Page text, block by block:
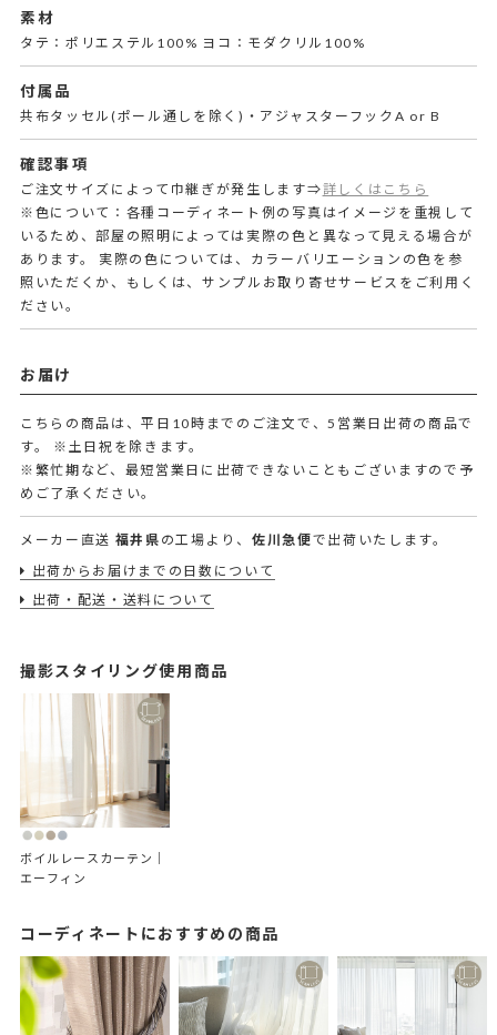
素材
タテ：ポリエステル100% ヨコ：モダクリル100%
付属品
共布タッセル(ポール通しを除く)・アジャスターフックA or B
確認事項
ご注文サイズによって巾継ぎが発生します⇒詳しくはこちら
※色について：各種コーディネート例の写真はイメージを重視して
いるため、部屋の照明によっては実際の色と異なって見える場合が
あります。 実際の色については、カラーバリエーションの色を参
照いただくか、もしくは、サンプルお取り寄せサービスをご利用く
ださい。
お届け
こちらの商品は、平日10時までのご注文で、5営業日出荷の商品で
す。
※土日祝を除きます。
※繁忙期など、最短営業日に出荷できないこともございますので予
めご了承ください。
メーカー直送 福井県 の工場より、 佐川急便で出荷いたします。
出荷からお届けまでの日数について
出荷・配送・送料について
撮影スタイリング使用商品
ボイルレースカーテン｜
エーフィン
コーディネートにおすすめの商品